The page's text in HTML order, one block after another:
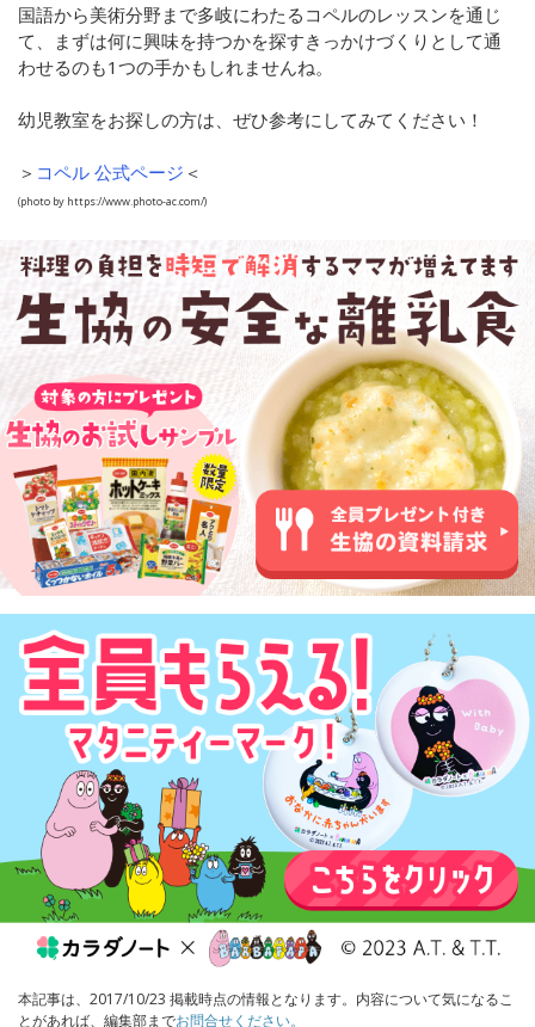
国語から美術分野まで多岐にわたるコペルのレッスンを通じ
て、まずは何に興味を持つかを探すきっかけづくりとして通
わせるのも1つの手かもしれませんね。
幼児教室をお探しの方は、ぜひ参考にしてみてください！
＞ コペル 公式ページ ＜
(photo by https://www.photo-ac.com/)
本記事は、2017/10/23 掲載時点の情報となります。内容について気になるこ
とがあれば、編集部までお問合せください。